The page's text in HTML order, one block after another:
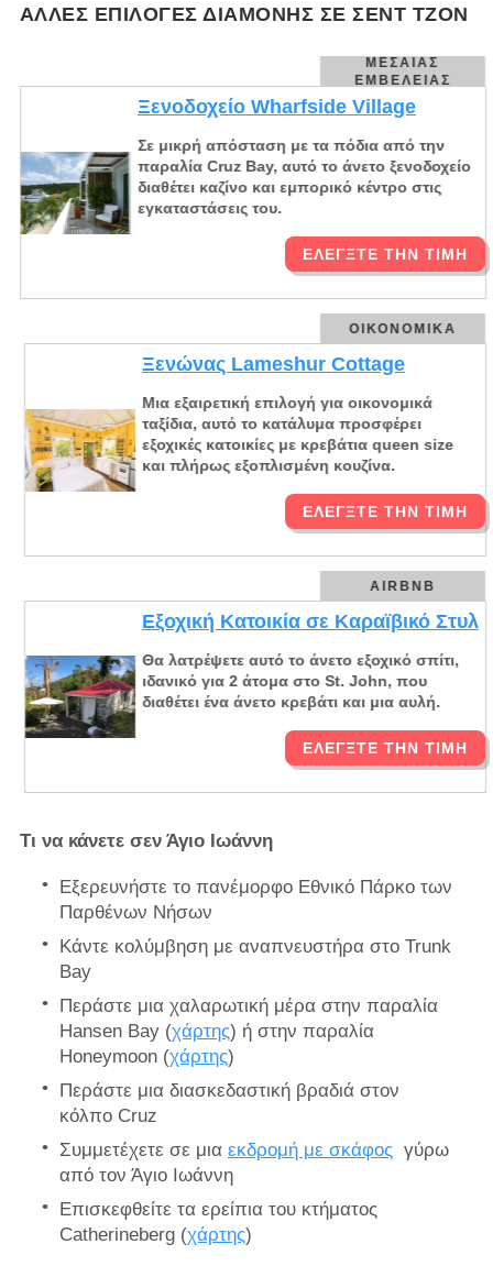
ΆΛΛΕΣ ΕΠΙΛΟΓΈΣ ΔΙΑΜΟΝΉΣ ΣΕ ΣΕΝΤ ΤΖΟΝ
ΜΕΣΑΊΑΣ
ΕΜΒΈΛΕΙΑΣ
Ξενοδοχείο Wharfside Village
Σε μικρή απόσταση με τα πόδια από την
παραλία Cruz Bay, αυτό το άνετο ξενοδοχείο
διαθέτει καζίνο και εμπορικό κέντρο στις
εγκαταστάσεις του.
ΕΛΈΓΞΤΕ ΤΗΝ ΤΙΜΉ
ΟΙΚΟΝΟΜΙΚΆ
Ξενώνας Lameshur Cottage
Μια εξαιρετική επιλογή για οικονομικά
ταξίδια, αυτό το κατάλυμα προσφέρει
εξοχικές κατοικίες με κρεβάτια queen size
και πλήρως εξοπλισμένη κουζίνα.
ΕΛΈΓΞΤΕ ΤΗΝ ΤΙΜΉ
AIRBNB
Εξοχική Κατοικία σε Καραϊβικό Στυλ
Θα λατρέψετε αυτό το άνετο εξοχικό σπίτι,
ιδανικό για 2 άτομα στο St. John, που
διαθέτει ένα άνετο κρεβάτι και μια αυλή.
ΕΛΈΓΞΤΕ ΤΗΝ ΤΙΜΉ
Τι να κάνετε σεν Άγιο Ιωάννη
Εξερευνήστε το πανέμορφο Εθνικό Πάρκο των
Παρθένων Νήσων
Κάντε κολύμβηση με αναπνευστήρα στο Trunk
Bay
Περάστε μια χαλαρωτική μέρα στην παραλία
Hansen Bay (χάρτης) ή στην παραλία
Honeymoon (χάρτης)
Περάστε μια διασκεδαστική βραδιά στον
κόλπο Cruz
Συμμετέχετε σε μια εκδρομή με σκάφος γύρω
από τον Άγιο Ιωάννη
Επισκεφθείτε τα ερείπια του κτήματος
Catherineberg (χάρτης)